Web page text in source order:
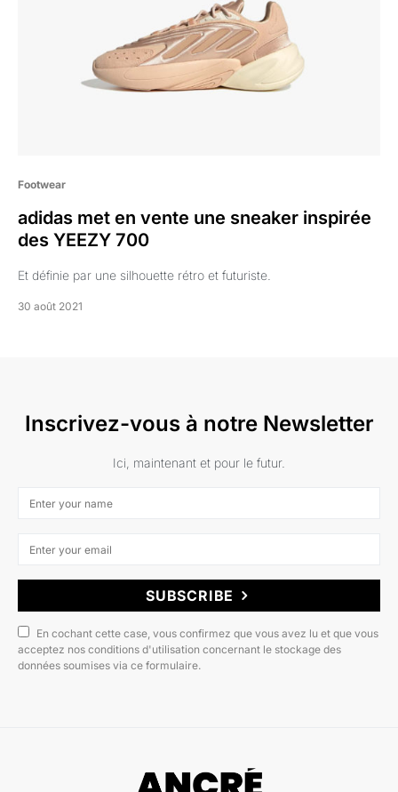
Footwear
adidas met en vente une sneaker inspirée
des YEEZY 700
Et définie par une silhouette rétro et futuriste.
30 août 2021
Inscrivez-vous à notre Newsletter
Ici, maintenant et pour le futur.
SUBSCRIBE
En cochant cette case, vous confirmez que vous avez lu et que vous
acceptez nos conditions d'utilisation concernant le stockage des
données soumises via ce formulaire.